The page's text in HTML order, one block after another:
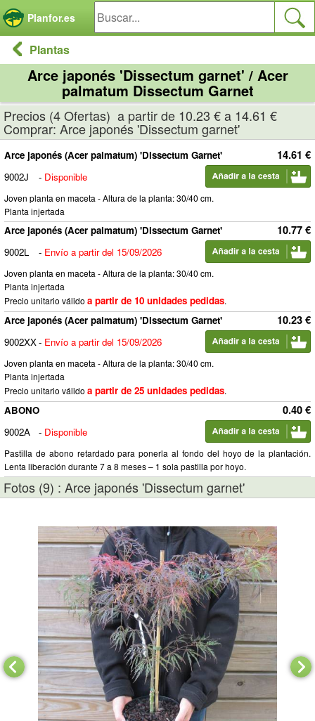
Planfor.es
Plantas
Arce japonés 'Dissectum garnet' / Acer
palmatum Dissectum Garnet
Precios (4 Ofertas) a partir de 10.23 € a 14.61 €
Comprar: Arce japonés 'Dissectum garnet'
14.61 €
Arce japonés (Acer palmatum) 'Dissectum Garnet'
9002J
- Disponible
Joven planta en maceta - Altura de la planta: 30/40 cm.
Planta injertada
10.77 €
Arce japonés (Acer palmatum) 'Dissectum Garnet'
9002L
- Envío a partir del 15/09/2026
Joven planta en maceta - Altura de la planta: 30/40 cm.
Planta injertada
Precio unitario válido a partir de 10 unidades pedidas.
10.23 €
Arce japonés (Acer palmatum) 'Dissectum Garnet'
9002XX- Envío a partir del 15/09/2026
Joven planta en maceta - Altura de la planta: 30/40 cm.
Planta injertada
Precio unitario válido a partir de 25 unidades pedidas.
0.40 €
ABONO
9002A
- Disponible
Pastilla de abono retardado para ponerla al fondo del hoyo de la plantación.
Lenta liberación durante 7 a 8 meses – 1 sola pastilla por hoyo.
Fotos (9) : Arce japonés 'Dissectum garnet'
Panel de gestión de cookies